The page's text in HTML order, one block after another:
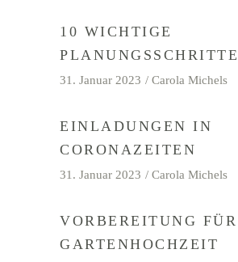
10 WICHTIGE
PLANUNGSSCHRITTE
31. Januar 2023 Carola Michels
EINLADUNGEN IN
CORONAZEITEN
31. Januar 2023 Carola Michels
VORBEREITUNG
GARTENHOCHZEIT